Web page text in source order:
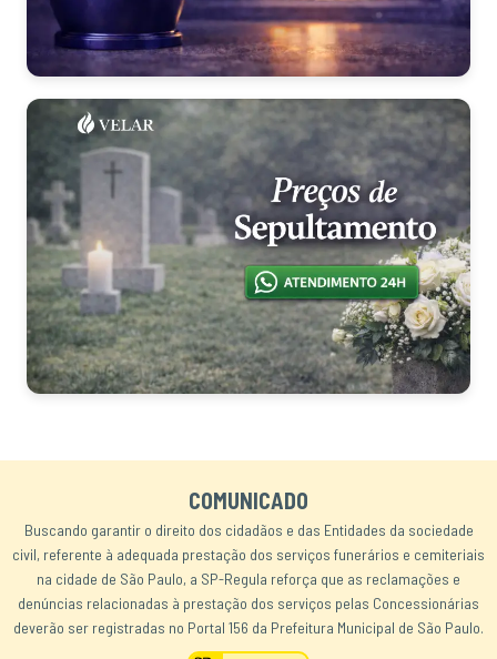
COMUNICADO
Buscando garantir o direito dos cidadãos e das Entidades da sociedade
civil, referente à adequada prestação dos serviços funerários e cemiteriais
na cidade de São Paulo, a SP-Regula reforça que as reclamações e
denúncias relacionadas à prestação dos serviços pelas Concessionárias
deverão ser registradas no Portal 156 da Prefeitura Municipal de São Paulo.